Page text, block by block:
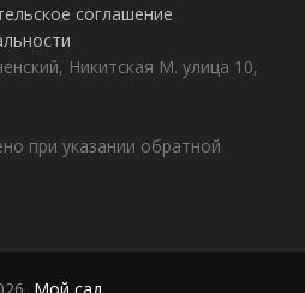
соглашение
Никитская М. улица 10,
при указании обратной